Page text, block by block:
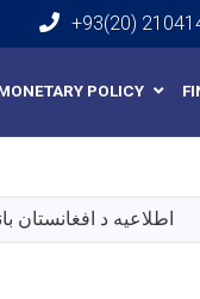
+93(20)
POLICY
اطلاعیه د افغانستان